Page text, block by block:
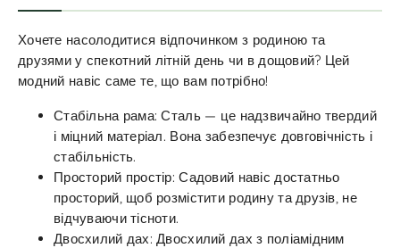
Хочете насолодитися відпочинком з родиною та
друзями у спекотний літній день чи в дощовий? Цей
модний навіс саме те, що вам потрібно!
Стабільна рама: Сталь — це надзвичайно твердий
і міцний матеріал. Вона забезпечує довговічність і
стабільність.
Просторий простір: Садовий навіс достатньо
просторий, щоб розмістити родину та друзів, не
відчуваючи тісноти.
Двосхилий дах: Двосхилий дах з поліамідним